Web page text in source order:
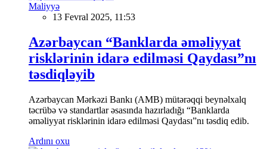
Maliyyə
13 Fevral 2025, 11:53
Azərbaycan “Banklarda əməliyyat
risklərinin idarə edilməsi Qaydası”nı
təsdiqləyib
Azərbaycan Mərkəzi Bankı (AMB) mütərəqqi beynəlxalq
təcrübə və standartlar əsasında hazırladığı “Banklarda
əməliyyat risklərinin idarə edilməsi Qaydası”nı təsdiq edib.
Ardını oxu